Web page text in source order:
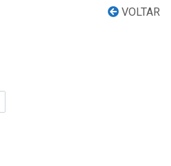
VOLTAR